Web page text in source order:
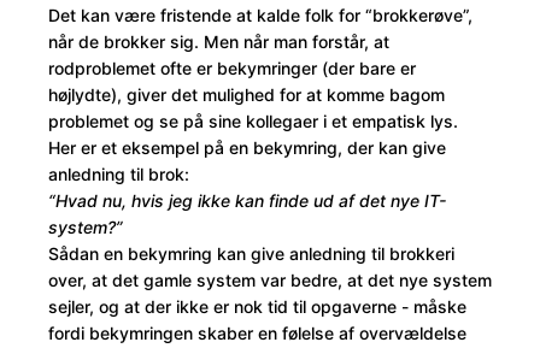
Det kan være fristende at kalde folk for “brokkerøve”,
når de brokker sig. Men når man forstår, at
rodproblemet ofte er bekymringer (der bare er
højlydte), giver det mulighed for at komme bagom
problemet og se på sine kollegaer i et empatisk lys.
Her er et eksempel på en bekymring, der kan give
anledning til brok:
“Hvad nu, hvis jeg ikke kan finde ud af det nye IT-
system?”
Sådan en bekymring kan give anledning til brokkeri
over, at det gamle system var bedre, at det nye system
sejler, og at der ikke er nok tid til opgaverne - måske
fordi bekymringen skaber en følelse af overvældelse